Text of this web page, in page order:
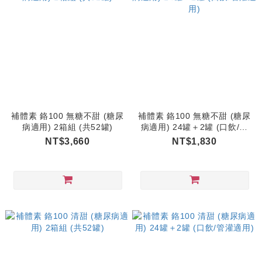
補體素 鉻100 無糖不甜 (糖尿
病適用) 2箱組 (共52罐)
NT$3,660
補體素 鉻100 無糖不甜 (糖尿
病適用) 24罐＋2罐 (口飲/管
灌適用)
NT$1,830